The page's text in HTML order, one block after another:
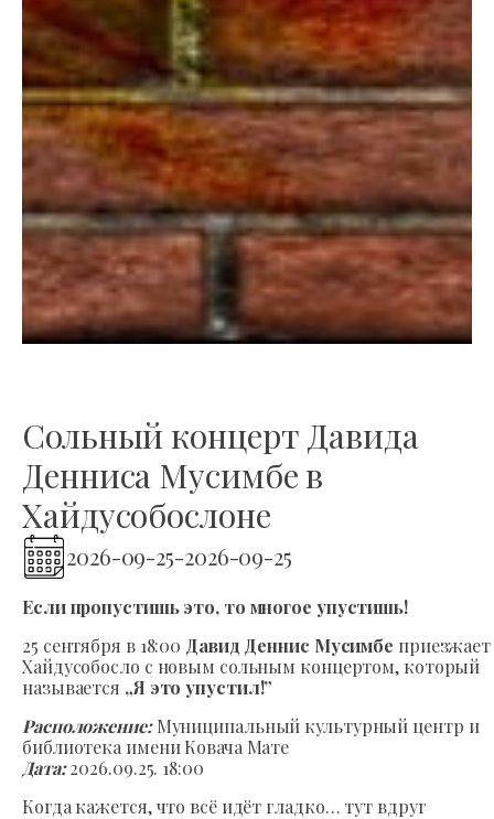
Сольный концерт Давида
Денниса Мусимбе в
Хайдусобослоне
2026-09-25-2026-09-25
Если пропустишь это, то многое упустишь!
25 сентября в 18:00 Давид Деннис Мусимбе приезжает
Хайдусобосло с новым сольным концертом, который
называется „Я это упустил!”
Расположение:Муниципальный культурный центр и
библиотека имени Ковача Мате
Дата:2026.09.25. 18:00
Когда кажется, что всё идёт гладко… тут вдруг